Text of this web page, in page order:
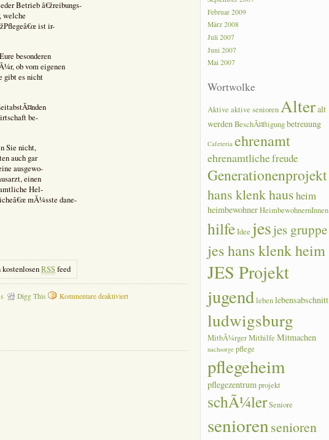
Betrieb â€žreibungs-
welche
ist ir-
besonderen
ob vom eigenen
gibt es nicht
be-
Sie nicht,
auch gar
ausgewo-
einen
Hel-
mÃ¼sste dane-
kostenlosenRSSfeed
Digg This Kommentare deaktiviertfür
Februar 2009
März 2008
Juli 2007
Juni 2007
Mai 2007
Wortwolke
Aktive aktive seniorenAlteralt
werdenBeschÃ¤ftigungbetreuung
Cafeteria ehrenamt
ehrenamtlichefreude
Generationenprojekt
hans klenk hausheim
heimbewohnerHeimbewohnernInnen
hilfeIdee jesjes gruppe
jes hans klenk heim
JES Projekt
jugendlebenlebensabschnitt
ludwigsburg
MitbÃ¼rgerMithilfe Mitmachen
nachsorge pflege
pflegeheim
pflegezentrumprojekt
schÃ¼lerSeniore
seniorensenioren